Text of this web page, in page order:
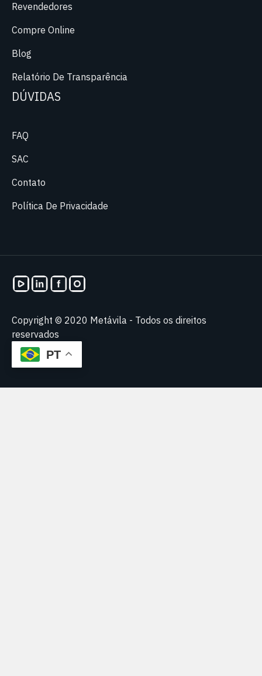
Revendedores
Compre Online
Blog
Relatório De Transparência
DÚVIDAS
FAQ
SAC
Contato
Política De Privacidade
Copyright © 2020 Metávila - Todos os direitos
reservados
PT